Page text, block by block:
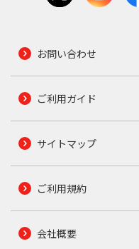
お問い合わせ
ご利用ガイド
サイトマップ
ご利用規約
会社概要